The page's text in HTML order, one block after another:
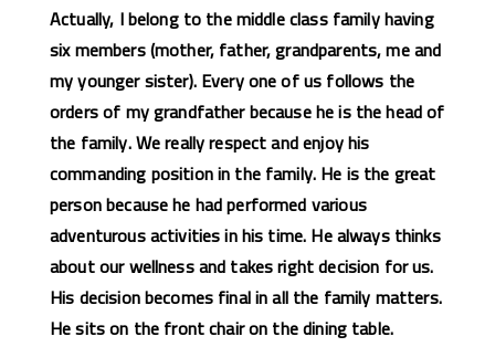
Actually, I belong to the middle class family having
six members (mother, father, grandparents, me and
my younger sister). Every one of us follows the
orders of my grandfather because he is the head of
the family. We really respect and enjoy his
commanding position in the family. He is the great
person because he had performed various
adventurous activities in his time. He always thinks
about our wellness and takes right decision for us.
His decision becomes final in all the family matters.
He sits on the front chair on the dining table.